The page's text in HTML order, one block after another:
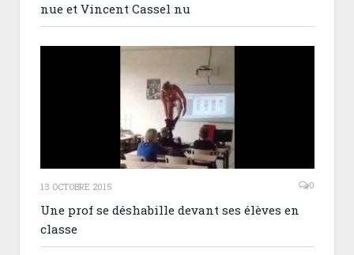
nue et Vincent Cassel nu
13 OCTOBRE 2015 0
Une prof se déshabille devant ses élèves en
classe